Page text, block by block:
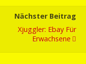
Nächster Beitrag
Xjuggler: Ebay Für
Erwachsene